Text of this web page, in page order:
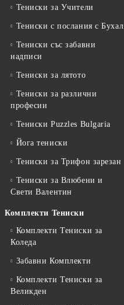
Тениски за Учители
Тениски с послания с Бухал
Тениски със забавни
надписи
Тениски за лятото
Тениски за различни
професии
Тениски Puzzles Bulgaria
Йога тениски
Тениски за Трифон зарезан
Тениски за Влюбени и
Свети Валентин
Комплекти Тениски
Комплекти Тениски за
Коледа
Забавни Комплекти
Комплекти Тениски за
Великден